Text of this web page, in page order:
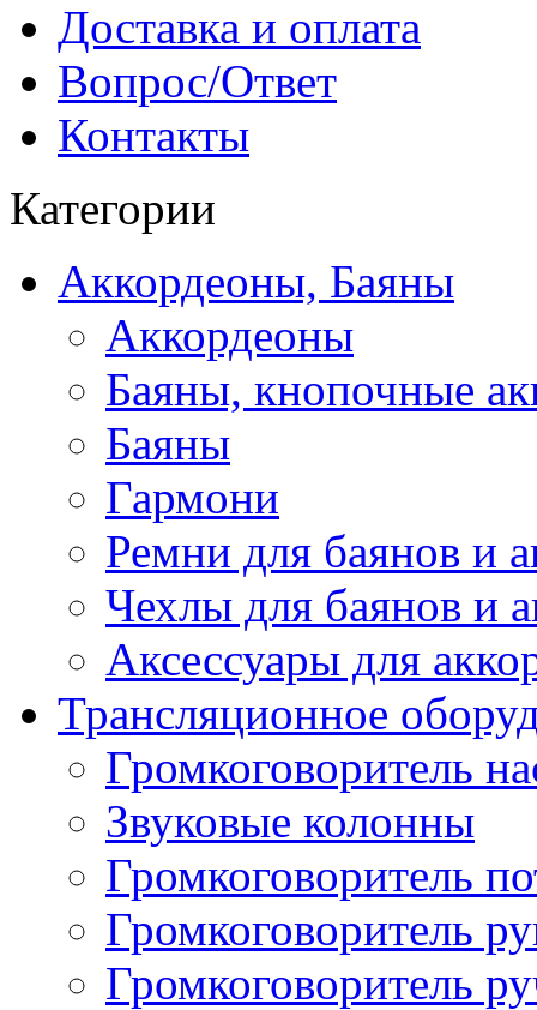
Доставка и оплата
Вопрос/Ответ
Контакты
Категории
Аккордеоны, Баяны
Аккордеоны
Баяны, кнопочные
Баяны
Гармони
Ремни для баянов и
Чехлы для баянов и
Аксессуары для
Трансляционное
Громкоговоритель
Звуковые колонны
Громкоговоритель
Громкоговоритель
Громкоговоритель